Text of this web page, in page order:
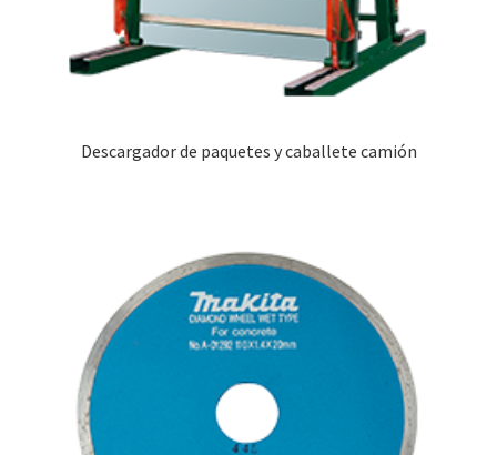
Descargador de paquetes y caballete camión